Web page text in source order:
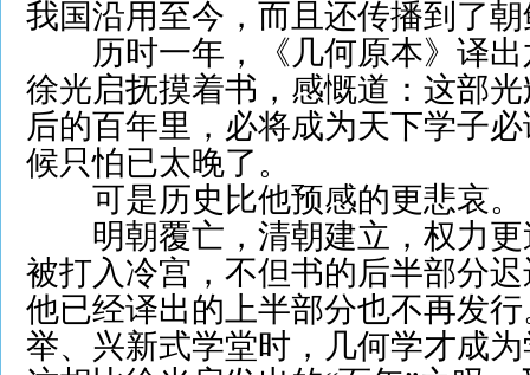
我国沿用至今，而且还传播到了
历时一年，《几何原本》译出
徐光启抚摸着书，感慨道：这部
后的百年里，必将成为天下学子
候只怕已太晚了。
可是历史比他预感的更悲哀。
明朝覆亡，清朝建立，权力更
被打入冷宫，不但书的后半部分
他已经译出的上半部分也不再发
举、兴新式学堂时，几何学才成